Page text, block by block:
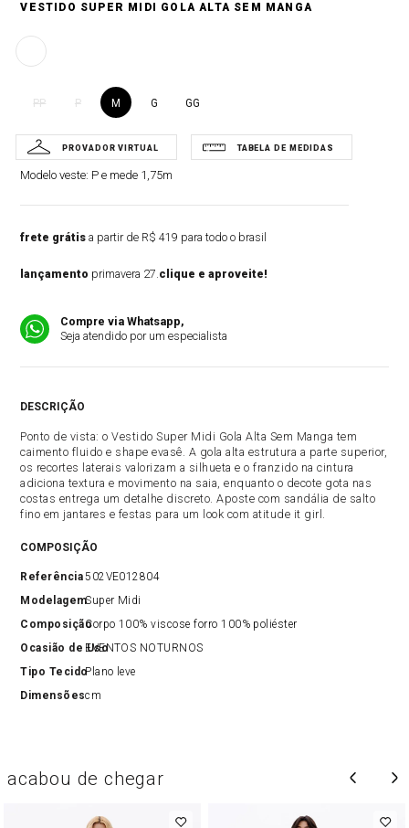
VESTIDO SUPER MIDI GOLA ALTA SEM MANGA
PP P M G GG
Modelo veste: P e mede 1,75m
frete grátis a partir de R$ 419 para todo o brasil
lançamento primavera 27.clique e aproveite!
Compre via Whatsapp,
Seja atendido por um especialista
DESCRIÇÃO
Ponto de vista: o Vestido Super Midi Gola Alta Sem Manga tem
caimento fluido e shape evasê. A gola alta estrutura a parte superior,
os recortes laterais valorizam a silhueta e o franzido na cintura
adiciona textura e movimento na saia, enquanto o decote gota nas
costas entrega um detalhe discreto. Aposte com sandália de salto
fino em jantares e festas para um look com atitude it girl.
COMPOSIÇÃO
Referência502VE012804
ModelagemSuper Midi
ComposiçãoCorpo 100% viscose forro 100% poliéster
Ocasião de UsoEVENTOS NOTURNOS
Tipo TecidoPlano leve
Dimensõescm
acabou de chegar